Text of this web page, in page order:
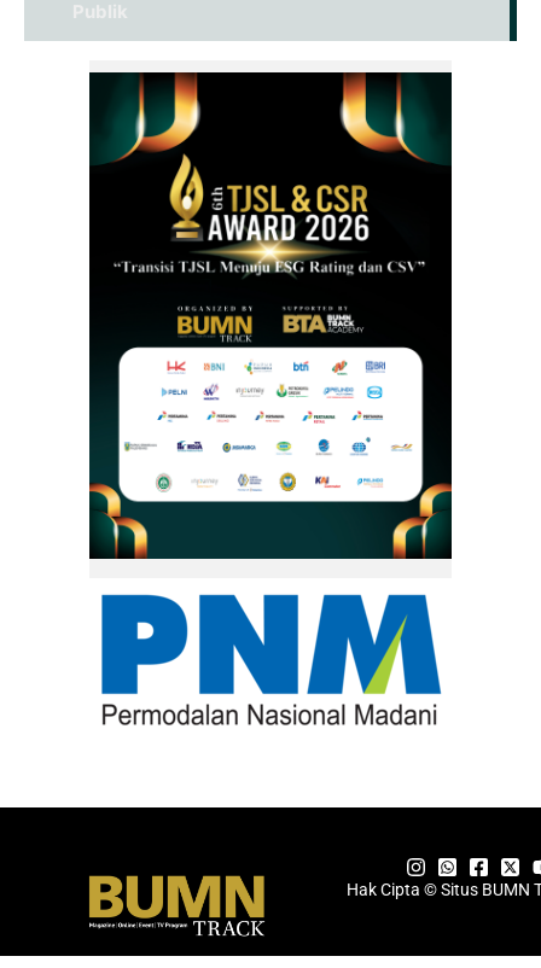
Hak Cipta © Situs BUMN